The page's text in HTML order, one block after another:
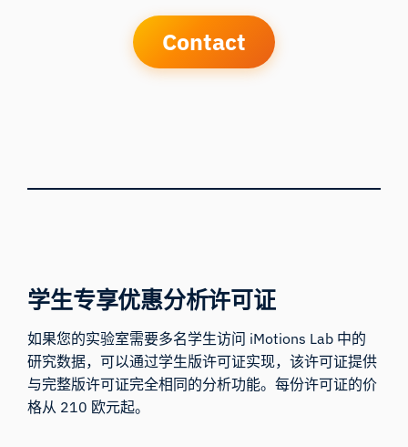
Contact
学生专享优惠分析许可证
如果您的实验室需要多名学生访问 iMotions Lab 中的
研究数据，可以通过学生版许可证实现，该许可证提供
与完整版许可证完全相同的分析功能。每份许可证的价
格从 210 欧元起。